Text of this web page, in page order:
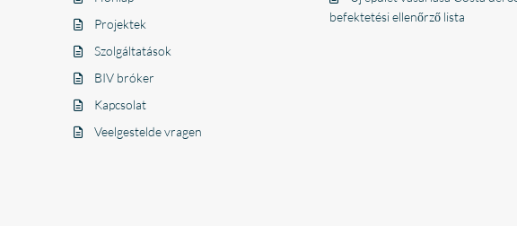
Projektek
Szolgáltatások
BIV bróker
Kapcsolat
Veelgestelde vragen
befektetési ellenőrző lista